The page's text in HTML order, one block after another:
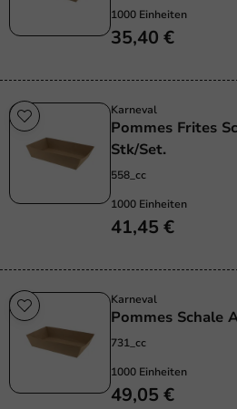
1000 Einheiten
35,40 €
Karneval
Pommes Frites
Stk/Set.
558_cc
1000 Einheiten
41,45 €
Karneval
Pommes Schale
731_cc
1000 Einheiten
49,05 €